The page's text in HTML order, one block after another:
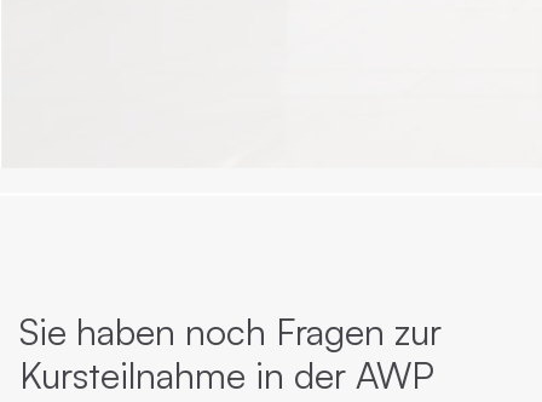
Sie haben noch Fragen zur
Kursteilnahme in der AWP